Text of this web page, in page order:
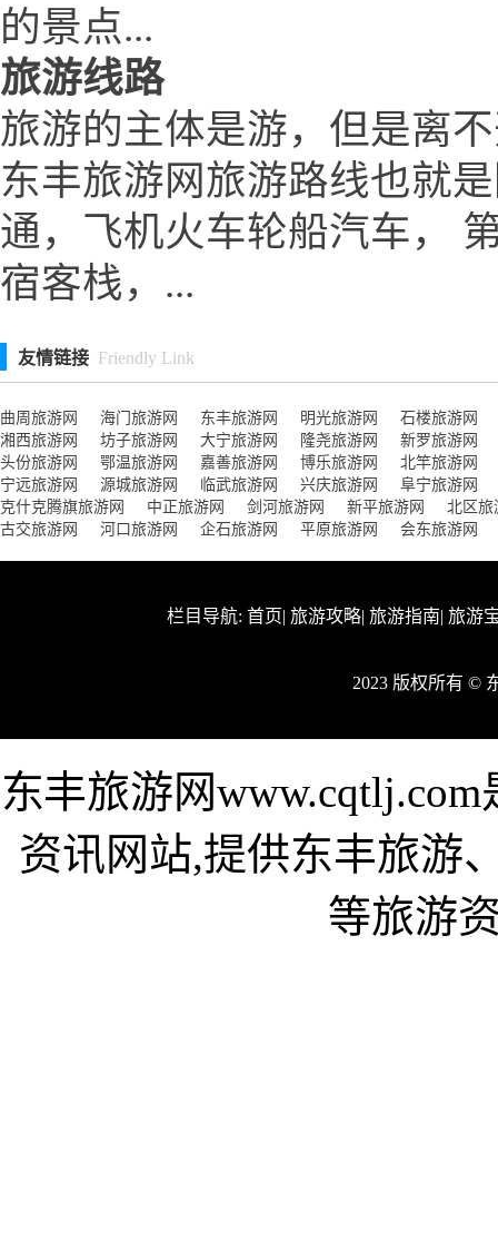
的景点...
旅游线路
旅游的主体是游，但是离
东丰旅游网旅游路线也就
通，飞机火车轮船汽车，
宿客栈，...
友情链接 Friendly Link
曲周旅游网 海门旅游网 东丰旅游网 明光旅游网
石楼旅游网
湘西旅游网
坊子旅游网 大宁旅游网 隆尧旅游网
新罗旅游网
头份旅游网
鄂温旅游网 嘉善旅游网 博乐旅游网
北竿旅游网
宁远旅游网
源城旅游网 临武旅游网 兴庆旅游网
阜宁旅游网
克什克腾旗旅游网
中正旅游网 剑河旅游网 新平旅游网
北区旅
古交旅游网
河口旅游网 企石旅游网 平原旅游网 会东旅游网
栏目导航: 首页| 旅游攻略| 旅游指南| 旅游
2023 版权所有 ©
东丰旅游网
资讯网站,提供东丰旅游
等旅游